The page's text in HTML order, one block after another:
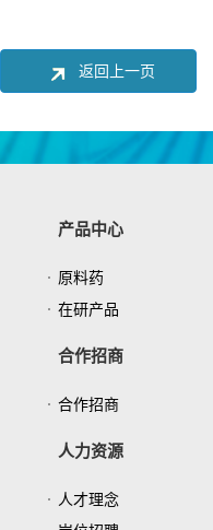
返回上一页
产品中心
原料药
在研产品
合作招商
合作招商
人力资源
人才理念